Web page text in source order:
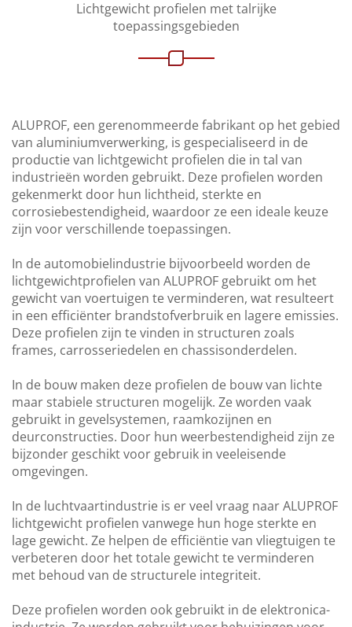
Lichtgewicht profielen met talrijke
toepassingsgebieden
ALUPROF, een gerenommeerde fabrikant op het gebied
van aluminiumverwerking, is gespecialiseerd in de
productie van lichtgewicht profielen die in tal van
industrieën worden gebruikt. Deze profielen worden
gekenmerkt door hun lichtheid, sterkte en
corrosiebestendigheid, waardoor ze een ideale keuze
zijn voor verschillende toepassingen.
In de automobielindustrie bijvoorbeeld worden de
lichtgewichtprofielen van ALUPROF gebruikt om het
gewicht van voertuigen te verminderen, wat resulteert
in een efficiënter brandstofverbruik en lagere emissies.
Deze profielen zijn te vinden in structuren zoals
frames, carrosseriedelen en chassisonderdelen.
In de bouw maken deze profielen de bouw van lichte
maar stabiele structuren mogelijk. Ze worden vaak
gebruikt in gevelsystemen, raamkozijnen en
deurconstructies. Door hun weerbestendigheid zijn ze
bijzonder geschikt voor gebruik in veeleisende
omgevingen.
In de luchtvaartindustrie is er veel vraag naar ALUPROF
lichtgewicht profielen vanwege hun hoge sterkte en
lage gewicht. Ze helpen de efficiëntie van vliegtuigen te
verbeteren door het totale gewicht te verminderen
met behoud van de structurele integriteit.
Deze profielen worden ook gebruikt in de elektronica-